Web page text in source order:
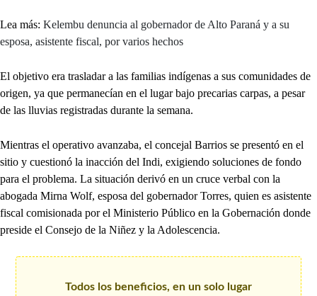
Lea más: Kelembu denuncia al gobernador de Alto Paraná y a su
esposa, asistente fiscal, por varios hechos
El objetivo era trasladar a las familias indígenas a sus comunidades de
origen, ya que permanecían en el lugar bajo precarias carpas, a pesar
de las lluvias registradas durante la semana.
Mientras el operativo avanzaba, el concejal Barrios se presentó en el
sitio y cuestionó la inacción del Indi, exigiendo soluciones de fondo
para el problema. La situación derivó en un cruce verbal con la
abogada Mirna Wolf, esposa del gobernador Torres, quien es asistente
fiscal comisionada por el Ministerio Público en la Gobernación donde
preside el Consejo de la Niñez y la Adolescencia.
Todos los beneficios, en un solo lugar